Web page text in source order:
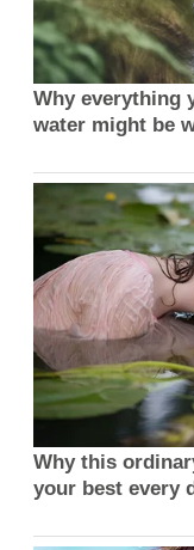
Why everything
water might be
Why this
your best every